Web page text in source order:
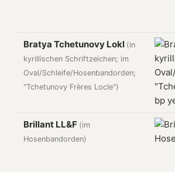
Bratya Tchetunovy Lokl (in
kyrillischen Schriftzeichen; im
Oval/Schleife/Hosenbandorden;
"Tchetunovy Frères Locle")
Brillant LL&F (im
Hosenbandorden)